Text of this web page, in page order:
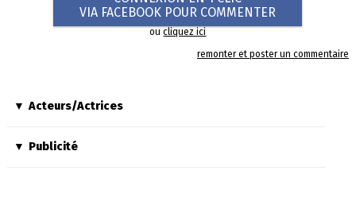
VIA FACEBOOK POUR COMMENTER
oucliquez ici
remonter et poster un commentaire
Acteurs/Actrices
Publicité